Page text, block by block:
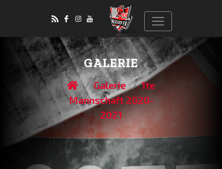
GALERIE
Galerie
1te
Mannschaft 2020-
2021